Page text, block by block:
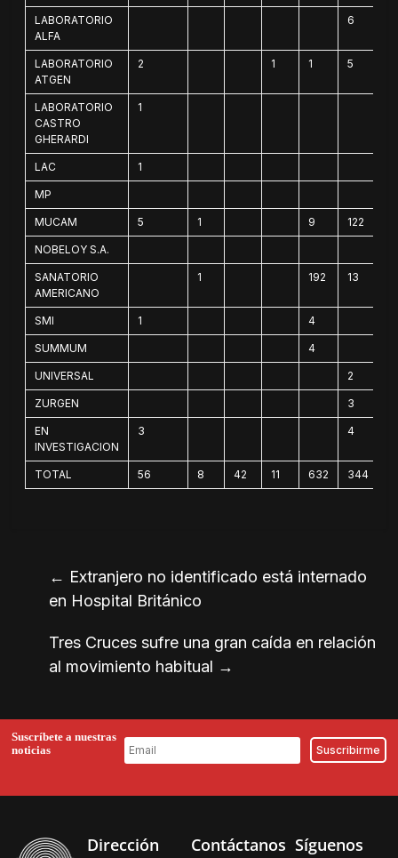
LABORATORIO
ALFA
6
LABORATORIO
ATGEN
2 1 1 5
LABORATORIO
CASTRO
GHERARDI
1
LAC 1
MP
MUCAM 5 1 9 122
NOBELOY S.A.
SANATORIO
AMERICANO
1 192 13
SMI 1 4
SUMMUM 4
UNIVERSAL 2
ZURGEN 3
EN
INVESTIGACION
3 4
TOTAL 56 8 42 11 632 344
← Extranjero no identificado está internado
en Hospital Británico
Tres Cruces sufre una gran caída en relación
al movimiento habitual →
Suscríbete a nuestras
noticias
Dirección Contáctanos Síguenos